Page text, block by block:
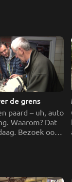
de grens
paard – uh, auto
Waarom? Dat
Bezoek ook